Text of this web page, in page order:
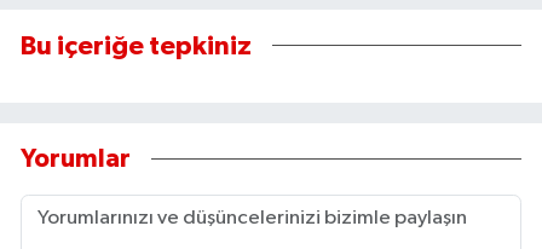
Bu içeriğe tepkiniz
Yorumlar